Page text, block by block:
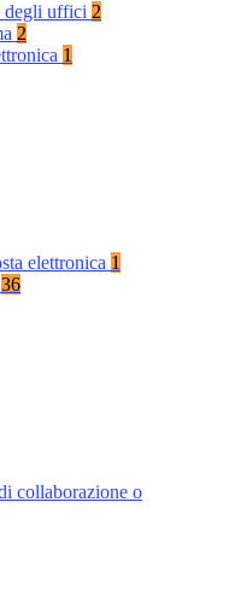
degli uffici 2
2
1
elettronica 1
36
collaborazione o